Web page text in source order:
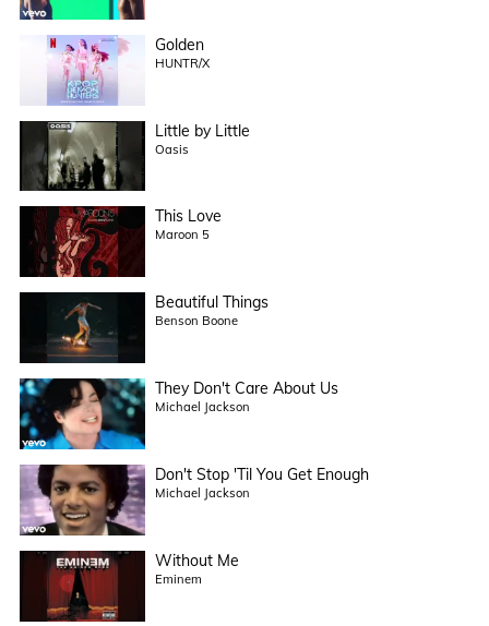
Golden
HUNTR/X
Little by Little
Oasis
This Love
Maroon 5
Beautiful Things
Benson Boone
They Don't Care About Us
Michael Jackson
Don't Stop 'Til You Get Enough
Michael Jackson
Without Me
Eminem